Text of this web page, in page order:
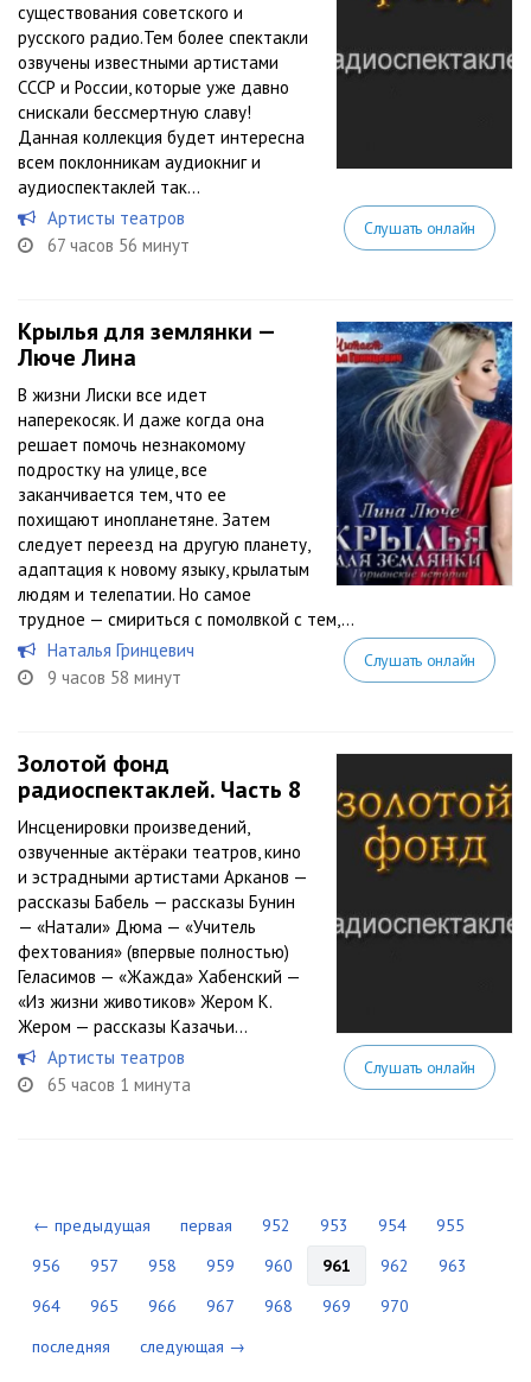
существования советского и
русского радио.Тем более спектакли
озвучены известными артистами
СССР и России, которые уже давно
снискали бессмертную славу!
Данная коллекция будет интересна
всем поклонникам аудиокниг и
аудиоспектаклей так...
Артисты театров
67 часов 56 минут
Слушать онлайн
Крылья для землянки —
Люче Лина
В жизни Лиски все идет
наперекосяк. И даже когда она
решает помочь незнакомому
подростку на улице, все
заканчивается тем, что ее
похищают инопланетяне. Затем
следует переезд на другую планету,
адаптация к новому языку, крылатым
людям и телепатии. Но самое
трудное — смириться с помолвкой с тем,...
Наталья Гринцевич
9 часов 58 минут
Слушать онлайн
Золотой фонд
радиоспектаклей. Часть 8
Инсценировки произведений,
озвученные актёраки театров, кино
и эстрадными артистами Арканов —
рассказы Бабель — рассказы Бунин
— «Натали» Дюма — «Учитель
фехтования» (впервые полностью)
Геласимов — «Жажда» Хабенский —
«Из жизни животиков» Жером К.
Жером — рассказы Казачьи...
Артисты театров
65 часов 1 минута
Слушать онлайн
← предыдущая первая 952 953 954
955
956
957 958 959 960 961 962
963
964
965 966 967 968 969
970
последняя
следующая →